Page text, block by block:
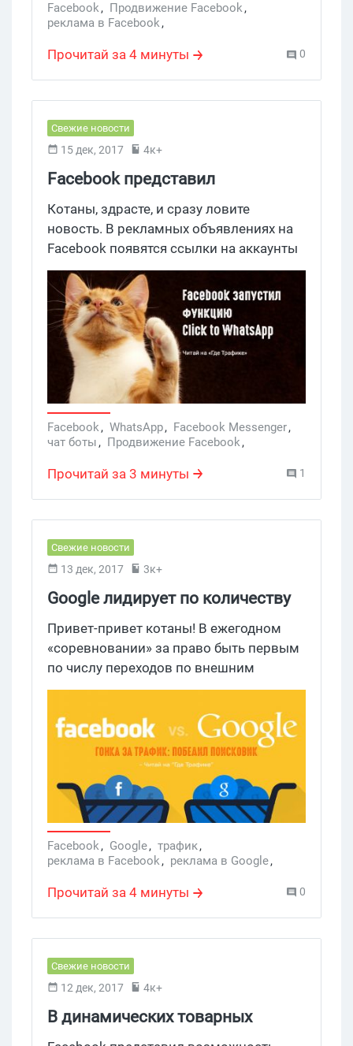
Facebook, Продвижение Facebook,
реклама в Facebook,
лента новостей Facebook ,спам Facebook
,
рекламные кампании Facebook
Прочитай за 4 минуты 0
Свежие новости
15 дек, 2017 4к+
Facebook представил
рекламные объявления со
ссылками на WhatsApp
Котаны, здрасте, и сразу ловите
новость. В рекламных объявлениях на
Facebook появятся ссылки на аккаунты
WhatsApp. Новый функционал
называется Click to WhatsApp.
Facebook, WhatsApp, Facebook Messenger,
чат боты, Продвижение Facebook,
рекламные объявления Facebook
Facebook Messenger.,Click to WhatsApp
Прочитай за 3 минуты 1
Свежие новости
13 дек, 2017 3к+
Google лидирует по количеству
трафа для издателей
Привет-привет котаны! В ежегодном
«соревновании» за право быть первым
по числу переходов по внешним
ссылкам победил Google. Компания
которому ранее удавалось лидировать.
Facebook, Google, трафик,
реклама в Facebook, реклама в Google,
Google трафик , Google AMP
Прочитай за 4 минуты 0
Свежие новости
12 дек, 2017 4к+
В динамических товарных
объявлениях Facebook теперь